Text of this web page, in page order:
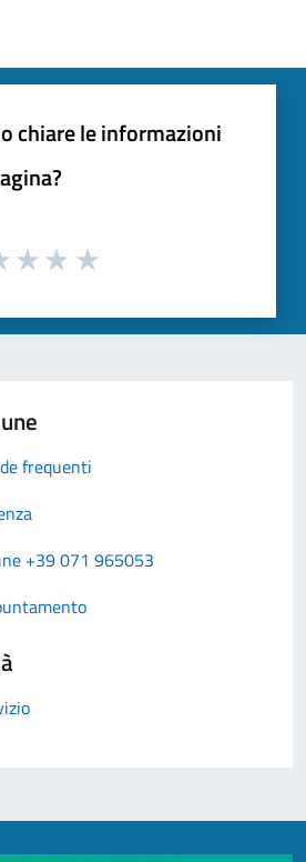
chiare le informazioni
frequenti
+39 071 965053